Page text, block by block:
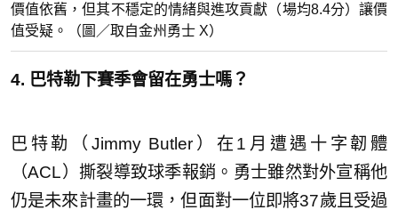
價值依舊，但其不穩定的情緒與進攻貢獻（場均8.4分）讓價
值受疑。（圖／取自金州勇士 X）
4. 巴特勒下賽季會留在勇士嗎？
巴特勒（Jimmy Butler）在1月遭遇十字韌體
（ACL）撕裂導致球季報銷。勇士雖然對外宣稱他
仍是未來計畫的一環，但面對一位即將37歲且受過